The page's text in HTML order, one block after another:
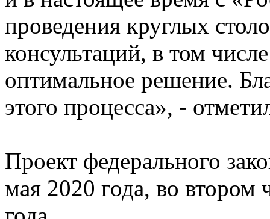
проведения круглых
консультаций, в том
оптимальное решение.
этого процесса», -
Проект федерального
мая 2020 года, во втором